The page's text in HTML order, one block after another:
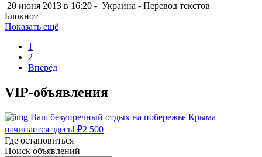
20 июня 2013 в 16:20 - Украина - Перевод текстов
Блокнот
Показать ещё
1
2
Вперёд
VIP-объявления
Ваш безупречный отдых на побережье Крыма
начинается здесь! ₽2 500
Где остановиться
Поиск объявлений